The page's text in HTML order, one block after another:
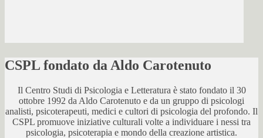
CSPL fondato da Aldo Carotenuto
Il Centro Studi di Psicologia e Letteratura è stato fondato il 30
ottobre 1992 da Aldo Carotenuto e da un gruppo di psicologi
analisti, psicoterapeuti, medici e cultori di psicologia del profondo. Il
CSPL promuove iniziative culturali volte a individuare i nessi tra
psicologia, psicoterapia e mondo della creazione artistica.